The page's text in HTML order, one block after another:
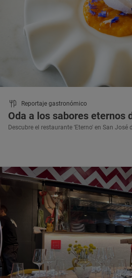
Reportaje gastronómico
Oda a los sabores eternos
Descubre el restaurante ‘Eterno' en San José